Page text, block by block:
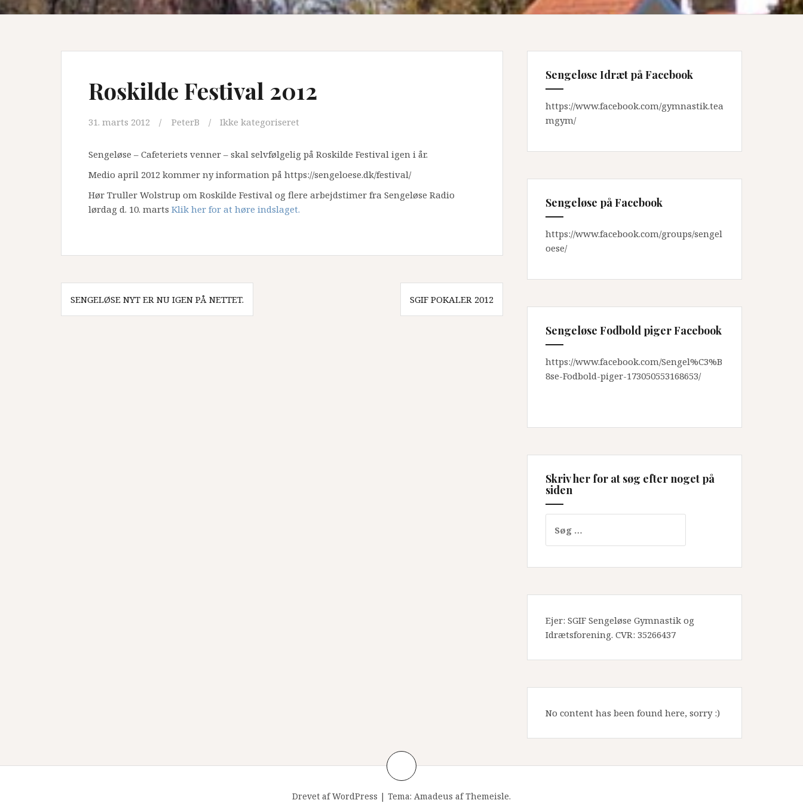
Roskilde Festival 2012
31. marts 2012 PeterB Ikke kategoriseret
Sengeløse – Cafeteriets venner – skal selvfølgelig på Roskilde Festival igen i år.
Medio april 2012 kommer ny information på https://sengeloese.dk/festival/
Hør Truller Wolstrup om Roskilde Festival og flere arbejdstimer fra Sengeløse Radio
lørdag d. 10. marts Klik her for at høre indslaget.
Indlægsnavigation
SENGELØSE NYT ER NU IGEN PÅ NETTET. SGIF POKALER 2012
Sengeløse Idræt på Facebook
https://www.facebook.com/gymnastik.tea
mgym/
Sengeløse på Facebook
https://www.facebook.com/groups/sengel
oese/
Sengeløse Fodbold piger Facebook
https://www.facebook.com/Sengel%C3%B
8se-Fodbold-piger-173050553168653/
Skriv her for at søg efter noget på
siden
efter:
Ejer: SGIF Sengeløse Gymnastik og
Idrætsforening. CVR: 35266437
No content has been found here, sorry :)
Drevet af WordPress | Tema: Amadeus af Themeisle.